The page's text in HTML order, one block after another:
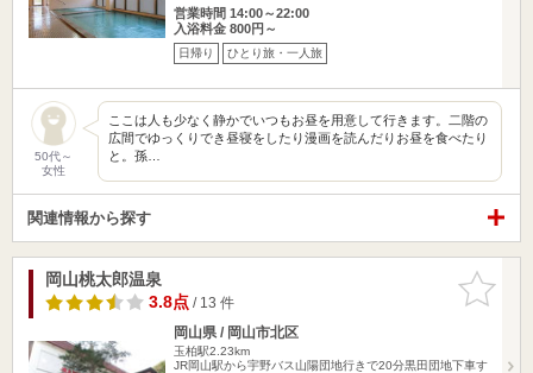
営業時間 14:00～22:00
入浴料金 800円～
日帰り ひとり旅・一人旅
50代～
女性
ここは人も少なく静かでいつもお昼を用意して行きます。二階の
広間でゆっくりでき昼寝をしたり漫画を読んだりお昼を食べたり
と。孫…
関連情報から探す
お気に入
りに追加
岡山桃太郎温泉
3.8点/ 13 件
岡山県 / 岡山市北区
玉柏駅2.23km
JR岡山駅から宇野バス山陽団地行きで20分黒田団地下車す